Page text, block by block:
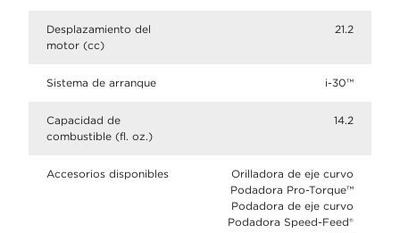
Desplazamiento del
motor (cc)
21.2
Sistema de arranque i-30™
Capacidad de
combustible (fl. oz.)
14.2
Accesorios disponibles
Orilladora de eje curvo
Podadora Pro-Torque™
Podadora de eje curvo
Podadora Speed-Feed®